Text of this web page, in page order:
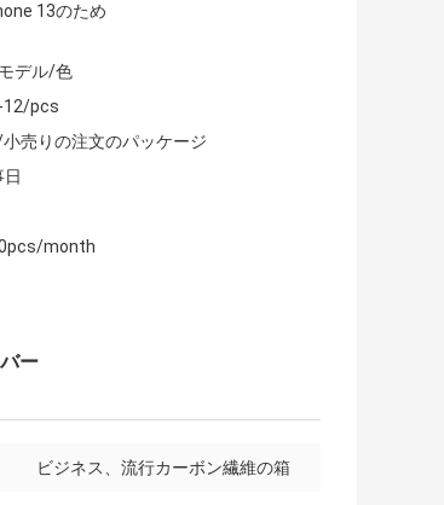
13のため
デル/色
12/pcs
売りの注文のパッケージ
month
ー
ビジネス、流行カーボン繊維の箱